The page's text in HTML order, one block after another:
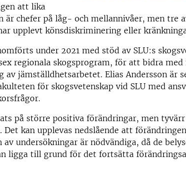
att lika
är chefer på låg- och mellannivåer, men tre
upplevt könsdiskriminering eller
under 2021 med stöd av SLU:s
regionala skogsprogram, för att bidra med
jämställdhetsarbetet. Elias Andersson är
för skogsvetenskap vid SLU med
på större positiva förändringar, men
Det kan upplevas nedslående att
undersökningar är nödvändiga, då de
ligga till grund för det fortsätta